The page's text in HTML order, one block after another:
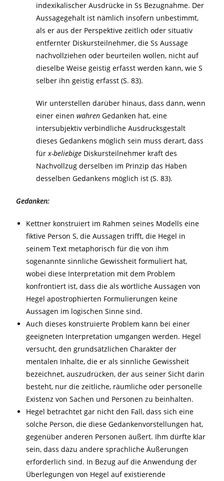
indexikalischer Ausdrücke in Ss Bezugnahme. Der
Aussagegehalt ist nämlich insofern unbestimmt,
als er aus der Perspektive zeitlich oder situativ
entfernter Diskursteilnehmer, die Ss Aussage
nachvollziehen oder beurteilen wollen, nicht auf
dieselbe Weise geistig erfasst werden kann, wie S
selber ihn geistig erfasst (S. 83).
Wir unterstellen darüber hinaus, dass dann, wenn
einer einenwahren Gedanken hat, eine
intersubjektiv verbindliche Ausdrucksgestalt
dieses Gedankens möglich sein muss derart, dass
fürx-beliebige Diskursteilnehmer kraft des
Nachvollzug derselben im Prinzip das Haben
desselben Gedankens möglich ist (S. 83).
Gedanken:
Kettner konstruiert im Rahmen seines Modells eine
fiktive Person S, die Aussagen trifft, die Hegel in
seinem Text metaphorisch für die von ihm
sogenannte sinnliche Gewissheit formuliert hat,
wobei diese Interpretation mit dem Problem
konfrontiert ist, dass die als wörtliche Aussagen von
Hegel apostrophierten Formulierungen keine
Aussagen im logischen Sinne sind.
Auch dieses konstruierte Problem kann bei einer
geeigneten Interpretation umgangen werden. Hegel
versucht, den grundsätzlichen Charakter der
mentalen Inhalte, die er als sinnliche Gewissheit
bezeichnet, auszudrücken, der aus seiner Sicht darin
besteht, nur die zeitliche, räumliche oder personelle
Existenz von Sachen und Personen zu beinhalten.
Hegel betrachtet gar nicht den Fall, dass sich eine
solche Person, die diese Gedankenvorstellungen hat,
gegenüber anderen Personen äußert. Ihm dürfte klar
sein, dass dazu andere sprachliche Äußerungen
erforderlich sind. In Bezug auf die Anwendung der
Überlegungen von Hegel auf existierende